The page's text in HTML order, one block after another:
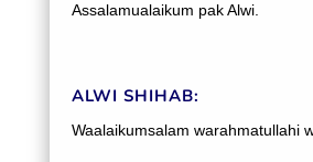
Assalamualaikum pak Alwi.
ALWI SHIHAB:
Waalaikumsalam warahmatullahi